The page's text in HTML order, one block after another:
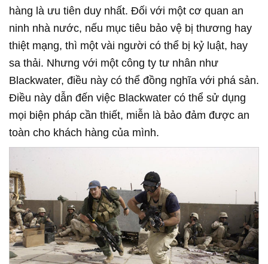
hàng là ưu tiên duy nhất. Đối với một cơ quan an
ninh nhà nước, nếu mục tiêu bảo vệ bị thương hay
thiệt mạng, thì một vài người có thể bị kỷ luật, hay
sa thải. Nhưng với một công ty tư nhân như
Blackwater, điều này có thể đồng nghĩa với phá sản.
Điều này dẫn đến việc Blackwater có thể sử dụng
mọi biện pháp cần thiết, miễn là bảo đảm được an
toàn cho khách hàng của mình.